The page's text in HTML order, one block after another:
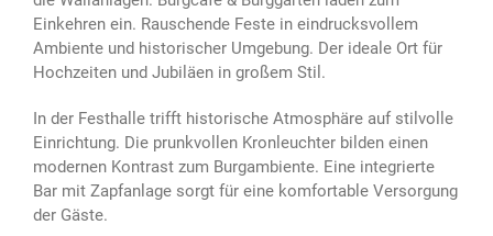
Einkehren ein. Rauschende Feste in eindrucksvollem
Ambiente und historischer Umgebung. Der ideale Ort für
Hochzeiten und Jubiläen in großem Stil.
In der Festhalle trifft historische Atmosphäre auf stilvolle
Einrichtung. Die prunkvollen Kronleuchter bilden einen
modernen Kontrast zum Burgambiente. Eine integrierte
Bar mit Zapfanlage sorgt für eine komfortable Versorgung
der Gäste.